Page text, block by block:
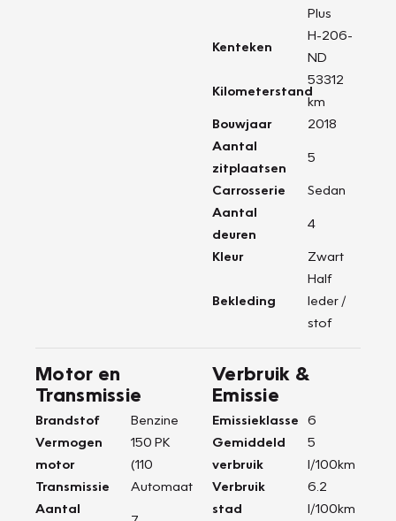
Plus
Kenteken
H-206-
ND
Kilometerstand
53312
km
Bouwjaar
2018
Aantal
zitplaatsen
5
Carrosserie
Sedan
Aantal
deuren
4
Kleur Zwart
Bekleding
Half
leder /
stof
Motor en
Transmissie
Brandstof
Benzine
Vermogen
motor
150 PK
(110
Transmissie
Automaat
Aantal
Verbruik &
Emissie
Emissieklasse
6
Gemiddeld
verbruik
5
l/100km
Verbruik
stad
6.2
l/100km